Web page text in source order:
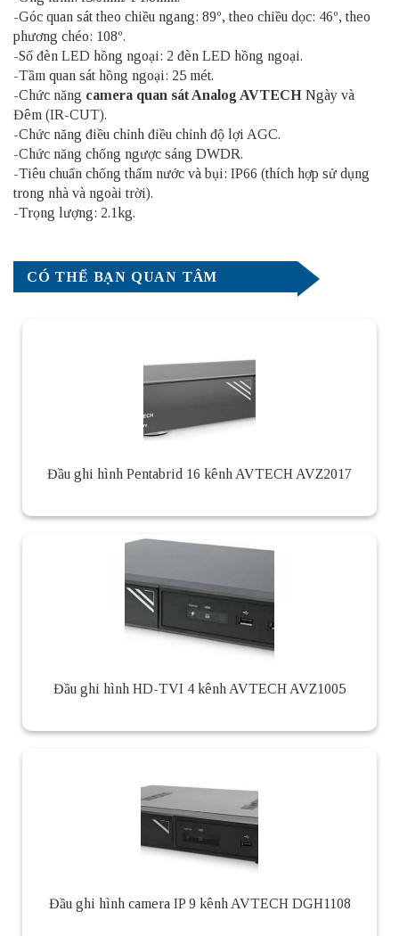
-Góc quan sát theo chiều ngang: 89º, theo chiều dọc: 46º, theo
phương chéo: 108º.
-Số đèn LED hồng ngoại: 2 đèn LED hồng ngoại.
-Tầm quan sát hồng ngoại: 25 mét.
-Chức năng camera quan sát Analog AVTECH Ngày và
Đêm (IR-CUT).
-Chức năng điều chỉnh điều chỉnh độ lợi AGC.
-Chức năng chống ngược sáng DWDR.
-Tiêu chuẩn chống thấm nước và bụi: IP66 (thích hợp sử dụng
trong nhà và ngoài trời).
-Trọng lượng: 2.1kg.
CÓ THỂ BẠN QUAN TÂM
Đầu ghi hình Pentabrid 16 kênh AVTECH AVZ2017
Đầu ghi hình HD-TVI 4 kênh AVTECH AVZ1005
Đầu ghi hình camera IP 9 kênh AVTECH DGH1108